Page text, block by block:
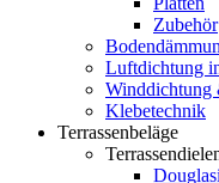
Zubehör
Luftdichtung
Winddichtung
Klebetechnik
Terrassenbeläge